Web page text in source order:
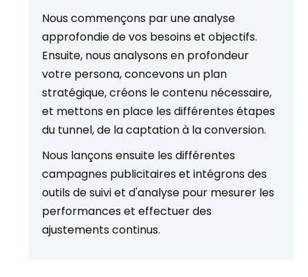
Nous commençons par une analyse
approfondie de vos besoins et objectifs.
Ensuite, nous analysons en profondeur
votre persona, concevons un plan
stratégique, créons le contenu nécessaire,
et mettons en place les différentes étapes
du tunnel, de la captation à la conversion.
Nous lançons ensuite les différentes
campagnes publicitaires et intégrons des
outils de suivi et d'analyse pour mesurer les
performances et effectuer des
ajustements continus.